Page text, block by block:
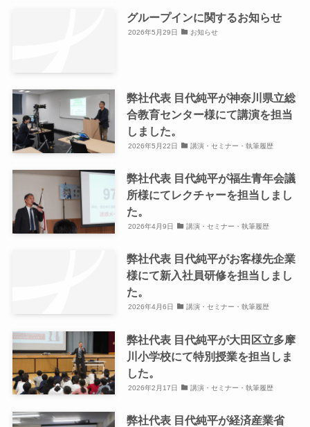
グループインに関するお知らせ
2026年5月29日 お知らせ
弊社代表 目代純平が神奈川県立総
合教育センター様にて講演を担当
しました。
2026年5月22日 講演・セミナー・執筆履歴
弊社代表 目代純平が福生青年会議
所様にてレクチャーを担当しまし
た。
2026年4月9日 講演・セミナー・執筆履歴
弊社代表 目代純平がお客様先企業
様にて新入社員研修を担当しまし
た。
2026年4月6日 講演・セミナー・執筆履歴
弊社代表 目代純平が大田区立多摩
川小学校にて特別授業を担当しま
した。
2026年2月17日 講演・セミナー・執筆履歴
弊社代表 目代純平が経済産業省